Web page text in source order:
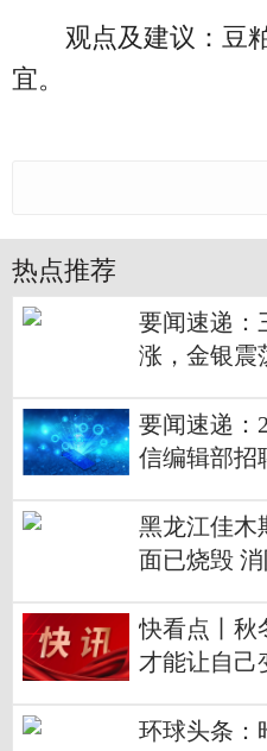
观点及建议：豆
宜。
热点推荐
要闻速递：
涨，金银震
要闻速递：
信编辑部招
黑龙江佳木
面已烧毁
快看点丨秋
才能让自己
环球头条：